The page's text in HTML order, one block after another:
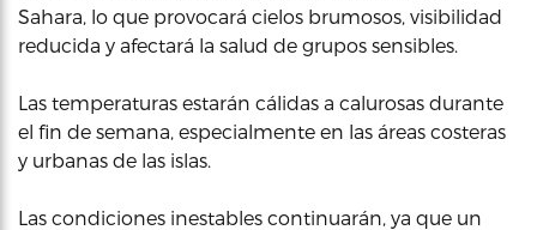
Sahara, lo que provocará cielos brumosos, visibilidad
reducida y afectará la salud de grupos sensibles.
Las temperaturas estarán cálidas a calurosas durante
el fin de semana, especialmente en las áreas costeras
y urbanas de las islas.
Las condiciones inestables continuarán, ya que un